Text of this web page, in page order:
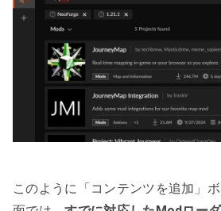
このように「コンテンツを追加」